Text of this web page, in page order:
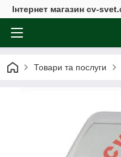
Інтернет магазин cv-
Товари та послуги